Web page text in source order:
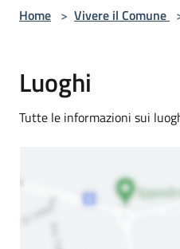
Home > Vivere il Comune
Luoghi
Tutte le informazioni sui